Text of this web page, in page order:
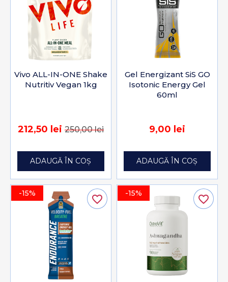
Vivo ALL-IN-ONE Shake
Nutritiv Vegan 1kg
212,50 lei 250,00 lei
ADAUGĂ ÎN COȘ
Gel Energizant SiS GO
Isotonic Energy Gel
60ml
9,00 lei
ADAUGĂ ÎN COȘ
-15% favorite_border -15% favorite_border